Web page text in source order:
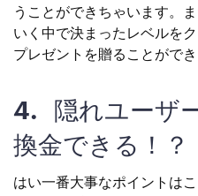
うことができちゃいます。
いく中で決まったレベルを
プレゼントを贈ることがで
4. 隠れユーザ
換金できる！？
はい一番大事なポイントは